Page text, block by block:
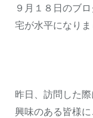
９月１８日のブ
宅が水平になりま
昨日、訪問した
興味のある皆様に